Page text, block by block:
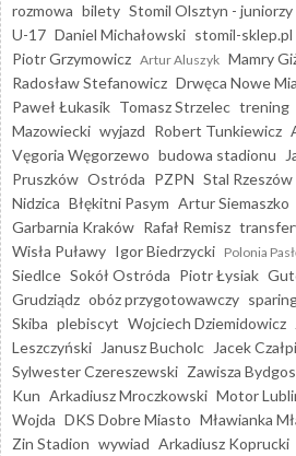
rozmowa bilety Stomil Olsztyn - juniorzy
U-17 Daniel Michałowski stomil-sklep.pl
Piotr Grzymowicz Artur Aluszyk Mamry
Radosław Stefanowicz Drwęca Nowe
Paweł Łukasik Tomasz Strzelec trening
Mazowiecki wyjazd Robert Tunkiewicz
Vęgoria Węgorzewo budowa stadionu
Pruszków Ostróda PZPN Stal Rzeszów
Nidzica Błękitni Pasym Artur Siemaszko
Garbarnia Kraków Rafał Remisz
Wisła Puławy Igor Biedrzycki Polonia
Siedlce Sokół Ostróda Piotr Łysiak
Grudziądz obóz przygotowawczy
Skiba plebiscyt Wojciech Dziemidowicz
Leszczyński
Janusz Bucholc Jacek
Sylwester Czereszewski Zawisza
Kun Arkadiusz Mroczkowski Motor
Wojda DKS Dobre Miasto Mławianka
Zin Stadion wywiad Arkadiusz Koprucki